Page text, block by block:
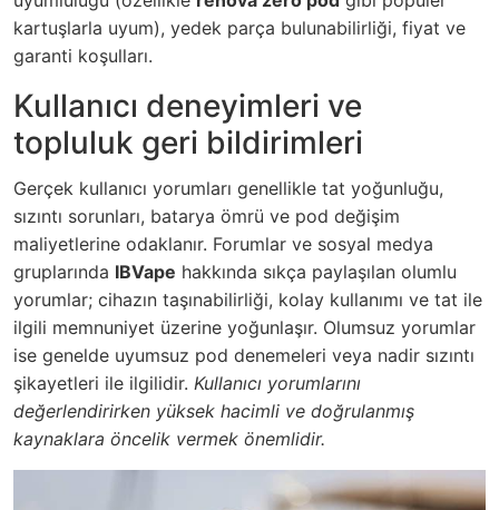
kartuşlarla uyum), yedek parça bulunabilirliği, fiyat ve
garanti koşulları.
Kullanıcı deneyimleri ve
topluluk geri bildirimleri
Gerçek kullanıcı yorumları genellikle tat yoğunluğu,
sızıntı sorunları, batarya ömrü ve pod değişim
maliyetlerine odaklanır. Forumlar ve sosyal medya
gruplarında IBVape hakkında sıkça paylaşılan olumlu
yorumlar; cihazın taşınabilirliği, kolay kullanımı ve tat ile
ilgili memnuniyet üzerine yoğunlaşır. Olumsuz yorumlar
ise genelde uyumsuz pod denemeleri veya nadir sızıntı
şikayetleri ile ilgilidir. Kullanıcı yorumlarını
değerlendirirken yüksek hacimli ve doğrulanmış
kaynaklara öncelik vermek önemlidir.